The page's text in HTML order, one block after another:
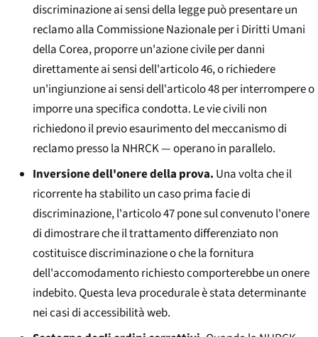
discriminazione ai sensi della legge può presentare un
reclamo alla Commissione Nazionale per i Diritti Umani
della Corea, proporre un'azione civile per danni
direttamente ai sensi dell'articolo 46, o richiedere
un'ingiunzione ai sensi dell'articolo 48 per interrompere o
imporre una specifica condotta. Le vie civili non
richiedono il previo esaurimento del meccanismo di
reclamo presso la NHRCK — operano in parallelo.
Inversione dell'onere della prova. Una volta che il
ricorrente ha stabilito un caso prima facie di
discriminazione, l'articolo 47 pone sul convenuto l'onere
di dimostrare che il trattamento differenziato non
costituisce discriminazione o che la fornitura
dell'accomodamento richiesto comporterebbe un onere
indebito. Questa leva procedurale è stata determinante
nei casi di accessibilità web.